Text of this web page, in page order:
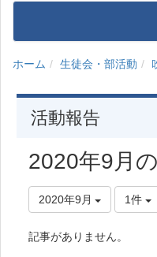
ホーム 生徒会・部活動
活動報告
2020年9月
2020年9月 1件
記事がありません。